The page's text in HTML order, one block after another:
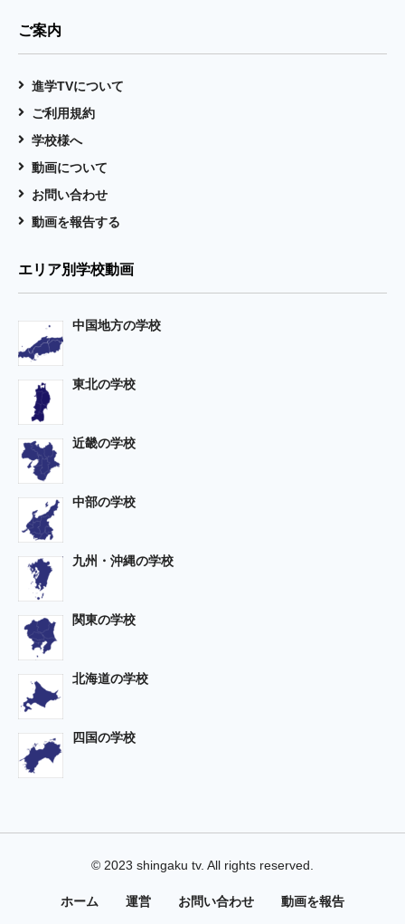
ご案内
進学TVについて
ご利用規約
学校様へ
動画について
お問い合わせ
動画を報告する
エリア別学校動画
中国地方の学校
東北の学校
近畿の学校
中部の学校
九州・沖縄の学校
関東の学校
北海道の学校
四国の学校
© 2023 shingaku tv. All rights reserved.
ホーム 運営 お問い合わせ 動画を報告